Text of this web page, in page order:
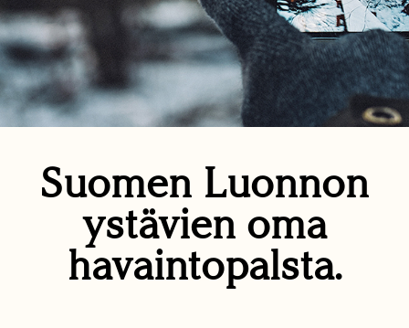
Suomen Luonnon
ystävien oma
havaintopalsta.